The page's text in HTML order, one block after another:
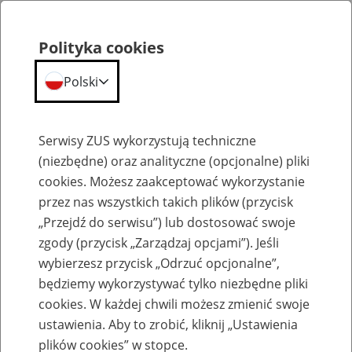
Emerytury
Baza zlikwidowanych lub
przekształconych zakładów pracy
Polityka cookies
Polski
Serwisy ZUS wykorzystują techniczne
(niezbędne) oraz analityczne (opcjonalne) pliki
cookies. Możesz zaakceptować wykorzystanie
przez nas wszystkich takich plików (przycisk
„Przejdź do serwisu”) lub dostosować swoje
zgody (przycisk „Zarządzaj opcjami”). Jeśli
wybierzesz przycisk „Odrzuć opcjonalne”,
będziemy wykorzystywać tylko niezbędne pliki
cookies. W każdej chwili możesz zmienić swoje
ustawienia. Aby to zrobić, kliknij „Ustawienia
plików cookies” w stopce.